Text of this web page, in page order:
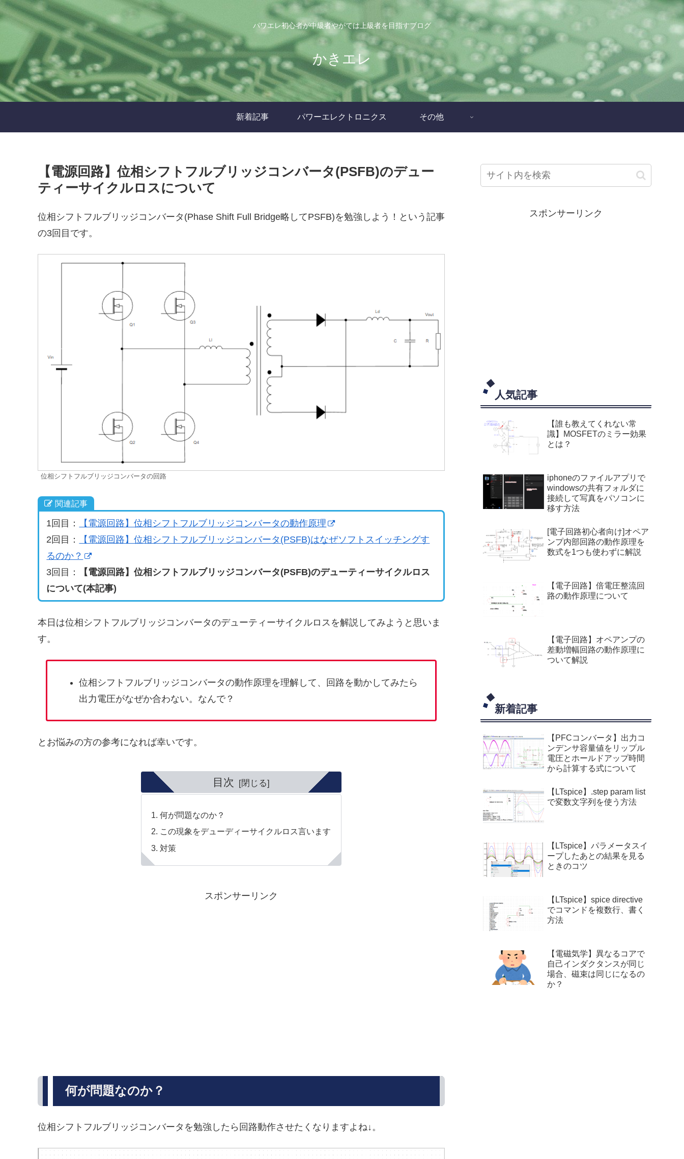
パワエレ初心者が中級者やがては上級者を目指すブログ
かきエレ
新着記事 パワーエレクトロニクス その他
【電源回路】位相シフトフルブリッジコンバータ(PSFB)のデュー
ティーサイクルロスについて
位相シフトフルブリッジコンバータ(Phase Shift Full Bridge略してPSFB)を勉強しよう！という記事
の3回目です。
位相シフトフルブリッジコンバータの回路
関連記事
1回目：
【電源回路】位相シフトフルブリッジコンバータの動作原理
2回目：
【電源回路】位相シフトフルブリッジコンバータ(PSFB)はなぜソフトスイッチングす
るのか？
3回目：
【電源回路】位相シフトフルブリッジコンバータ(PSFB)のデューティーサイクルロス
について(本記事)
本日は位相シフトフルブリッジコンバータのデューティーサイクルロスを解説してみようと思いま
す。
位相シフトフルブリッジコンバータの動作原理を理解して、回路を動かしてみたら
出力電圧がなぜか合わない。なんで？
とお悩みの方の参考になれば幸いです。
目次
何が問題なのか？
この現象をデューディーサイクルロス言います
対策
スポンサーリンク
何が問題なのか？
位相シフトフルブリッジコンバータを勉強したら回路動作させたくなりますよね↓。
スポンサーリンク
人気記事
【誰も教えてくれない常
識】MOSFETのミラー効果
とは？
iphoneのファイルアプリで
windowsの共有フォルダに
接続して写真をパソコンに
移す方法
[電子回路初心者向け]オペア
ンプ内部回路の動作原理を
数式を1つも使わずに解説
【電子回路】倍電圧整流回
路の動作原理について
【電子回路】オペアンプの
差動増幅回路の動作原理に
ついて解説
新着記事
【PFCコンバータ】出力コ
ンデンサ容量値をリップル
電圧とホールドアップ時間
から計算する式について
【LTspice】.step param list
で変数文字列を使う方法
【LTspice】パラメータスイ
ープしたあとの結果を見る
ときのコツ
【LTspice】spice directive
でコマンドを複数行、書く
方法
【電磁気学】異なるコアで
自己インダクタンスが同じ
場合、磁束は同じになるの
か？